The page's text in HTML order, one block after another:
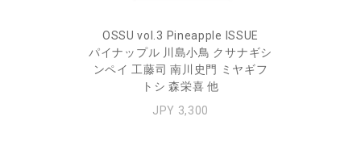
OSSU vol.3 Pineapple ISSUE
パイナップル 川島小鳥 クサナギシ
ンペイ 工藤司 南川史門 ミヤギフ
トシ 森栄喜 他
JPY 3,300